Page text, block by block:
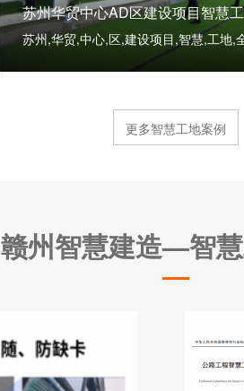
苏州华贸中心AD区建设项目智慧
苏州,华贸,中心,区,建设项目,智慧,工地,
更多智慧工地案例
赣州智慧建造—智